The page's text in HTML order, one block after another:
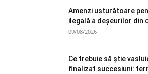
Amenzi usturătoare
ilegală a deșeurilor din
09/08/2026
Ce trebuie să știe
finalizat succesiuni: